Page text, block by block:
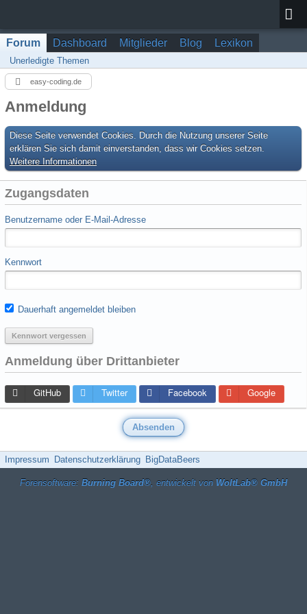
Forum Dashboard Mitglieder Blog Lexikon
Unerledigte Themen
easy-coding.de
Anmeldung
Diese Seite verwendet Cookies. Durch die Nutzung unserer Seite
erklären Sie sich damit einverstanden, dass wir Cookies setzen.
Weitere Informationen
Zugangsdaten
Benutzername oder E-Mail-Adresse
Kennwort
Dauerhaft angemeldet bleiben
Kennwort vergessen
Anmeldung über Drittanbieter
GitHub Twitter Facebook Google
Impressum Datenschutzerklärung BigDataBeers
Forensoftware: Burning Board®, entwickelt von WoltLab® GmbH